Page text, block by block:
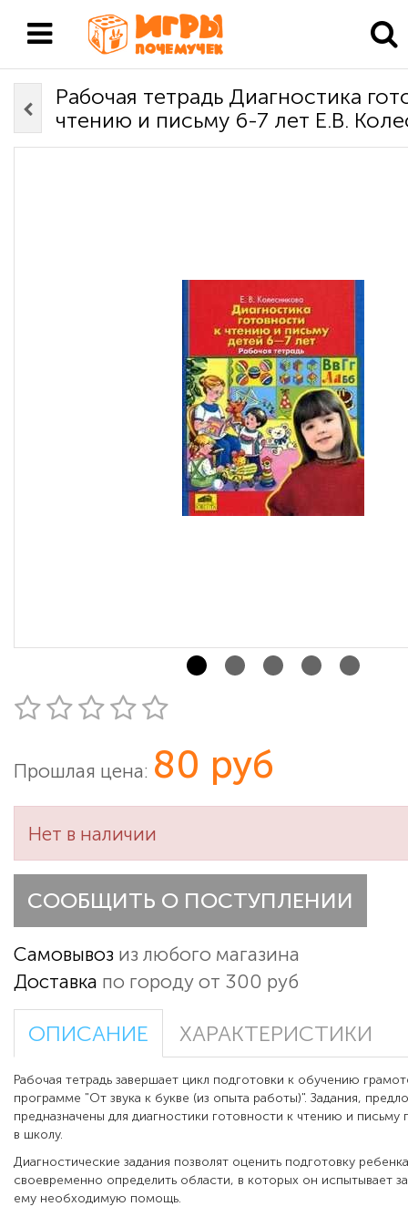
Рабочая тетрадь Диагностика
чтению и письму 6-7 лет Е.В.
Прошлая цена: 80 руб
Нет в наличии
СООБЩИТЬ О ПОСТУПЛЕНИИ
Самовывоз из любого магазина
Доставка по городу от 300 руб
ОПИСАНИЕ ХАРАКТЕРИСТИКИ
Рабочая тетрадь завершает цикл подготовки к обучению
программе "От звука к букве (из опыта работы)". Задания,
предназначены для диагностики готовности к чтению и
в школу.
Диагностические задания позволят оценить подготовку
своевременно определить области, в которых он испытывает
ему необходимую помощь.